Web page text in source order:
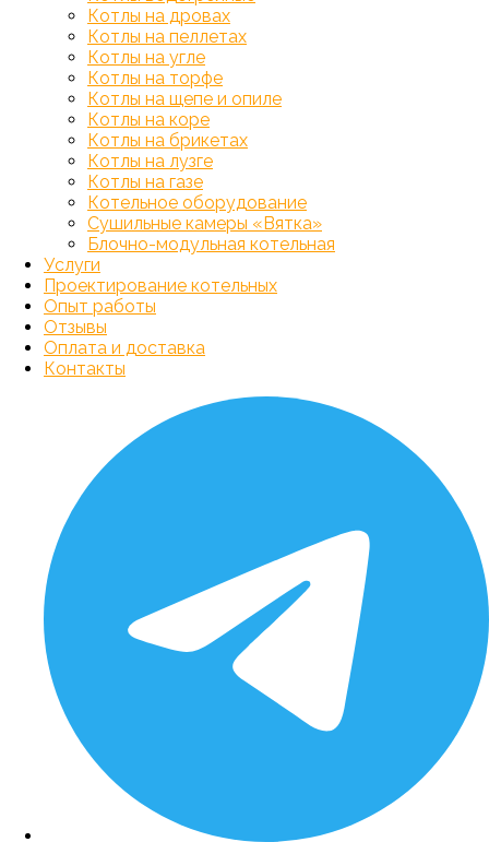
Котлы на дровах
Котлы на пеллетах
Котлы на угле
Котлы на торфе
Котлы на щепе и опиле
Котлы на коре
Котлы на брикетах
Котлы на лузге
Котлы на газе
Котельное оборудование
Сушильные камеры «Вятка»
Блочно-модульная котельная
Услуги
Проектирование котельных
Опыт работы
Отзывы
Оплата и доставка
Контакты